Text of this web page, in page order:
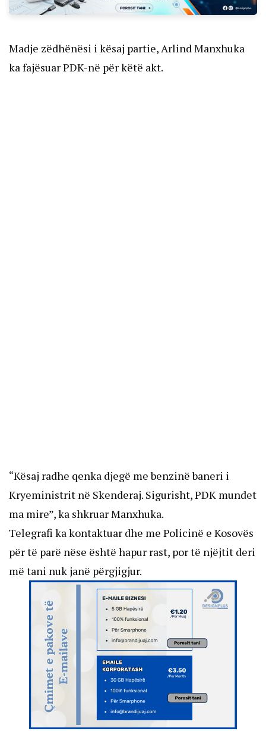
Madje zëdhënësi i kësaj partie, Arlind Manxhuka
ka fajësuar PDK-në për këtë akt.
“Kësaj radhe qenka djegë me benzinë baneri i
Kryeministrit në Skenderaj. Sigurisht, PDK mundet
ma mire”, ka shkruar Manxhuka.
Telegrafi ka kontaktuar dhe me Policinë e Kosovës
për të parë nëse është hapur rast, por të njëjtit deri
më tani nuk janë përgjigjur.